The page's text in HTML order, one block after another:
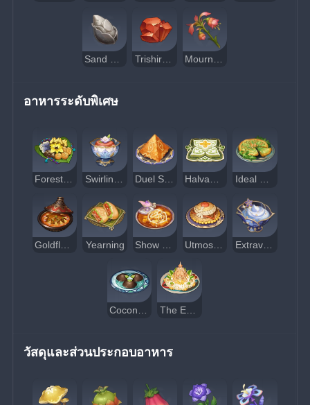
Trishiraite
อาหารระดับพิเศษ
Forest Watcher's Choice Swirling Steps Duel Soul Halvamazd Ideal Circumstance
Yearning Extravagant Slumber
Coconut Charcoal Cake สูตรลับโบราณ The Endeavor
วัสดุและส่วนประกอบอาหาร